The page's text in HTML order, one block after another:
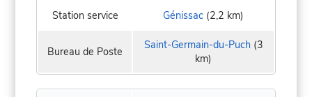
Station service Génissac (2,2 km)
Bureau de Poste Saint-Germain-du-Puch(3
km)